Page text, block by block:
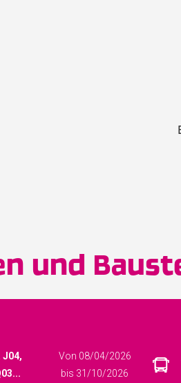
und
J04,
Von 08/04/2026
bis 31/10/2026